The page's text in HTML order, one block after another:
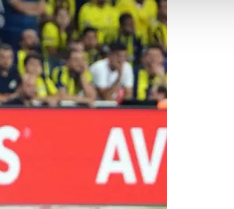
olan çerezler bilgi toplumu
kılınması ve
olarak açık rızanız dahilinde
belirleyebilirsiniz. Çerezlere
Aydınlatma Metnimizi
için lütfen
tıklayınız .